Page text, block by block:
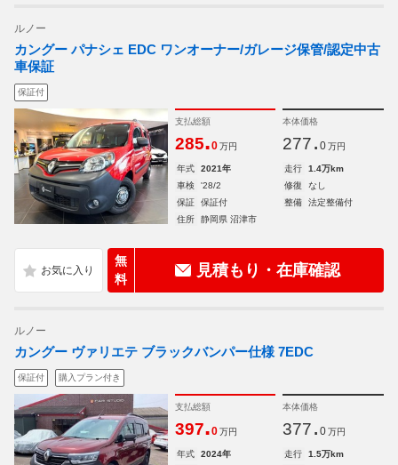
ルノー
カングー パナシェ EDC ワンオーナー/ガレージ保管/認定中古
車保証
保証付
支払総額
285.0 万円
本体価格
277. 0 万円
年式 2021年 走行
1.4万km
車検
'28/2 修復
なし
保証
保証付 整備
法定整備付
住所
静岡県 沼津市
無
料
見積もり・在庫確認
ルノー
カングー ヴァリエテ ブラックバンパー仕様 7EDC
保証付 購入プラン付き
支払総額
397.0 万円
本体価格
377. 0 万円
年式 2024年 走行
1.5万km